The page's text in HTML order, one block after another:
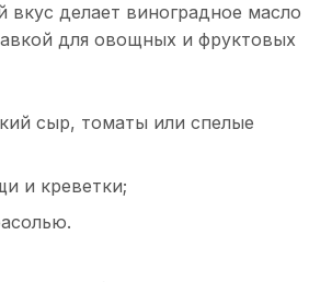
вкус делает виноградное масло
для овощных и фруктовых
сыр, томаты или спелые
и креветки;